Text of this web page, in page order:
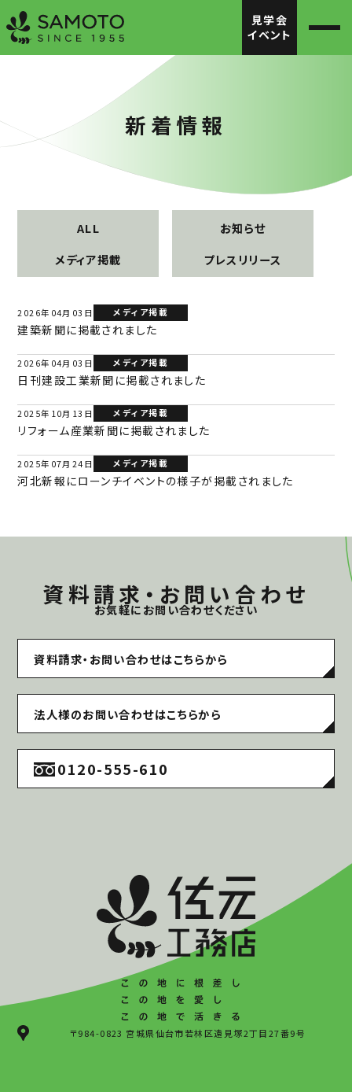
新着情報
ALL
お知らせ
メディア掲載
プレスリリース
2026年04月03日 メディア掲載
建築新聞に掲載されました
2026年04月03日 メディア掲載
日刊建設工業新聞に掲載されました
2025年10月13日 メディア掲載
リフォーム産業新聞に掲載されました
2025年07月24日 メディア掲載
河北新報にローンチイベントの様子が掲載されました
資料請求・お問い合わせ
お気軽にお問い合わせください
資料請求・お問い合わせはこちらから
法人様のお問い合わせはこちらから
0120-555-610
〒984-0823 宮城県仙台市若林区遠見塚2丁目27番9号
見学会
イベント